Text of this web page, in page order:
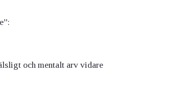
och mentalt arv vidare